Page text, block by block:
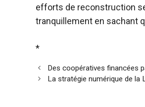
efforts de reconstruction
tranquillement en sachant
*
Des coopératives financées
La stratégie numérique de la